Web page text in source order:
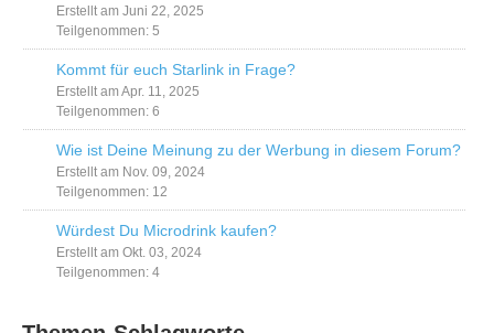
Erstellt am Juni 22, 2025
Teilgenommen: 5
Kommt für euch Starlink in Frage?
Erstellt am Apr. 11, 2025
Teilgenommen: 6
Wie ist Deine Meinung zu der Werbung in diesem Forum?
Erstellt am Nov. 09, 2024
Teilgenommen: 12
Würdest Du Microdrink kaufen?
Erstellt am Okt. 03, 2024
Teilgenommen: 4